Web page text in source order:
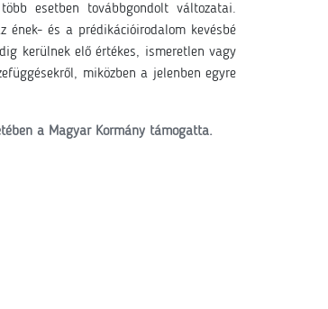
esetben továbbgondolt változatai.
és a prédikációirodalom kevésbé
kerülnek elő értékes, ismeretlen vagy
miközben a jelenben egyre
a Magyar Kormány támogatta.